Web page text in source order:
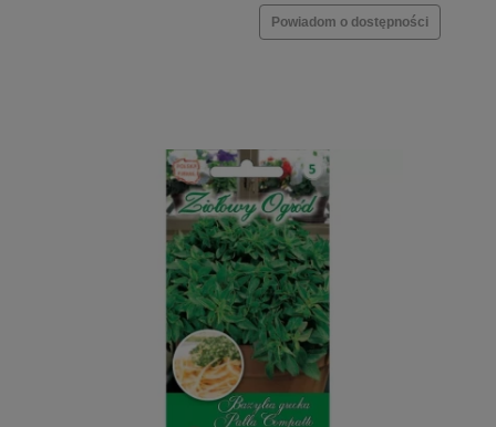
Powiadom o dostępności